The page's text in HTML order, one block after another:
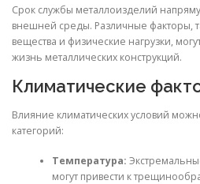
Срок службы металлоизделий
внешней среды. Различные факторы,
вещества и физические нагрузки,
жизнь металлических конструкций.
Климатические
Влияние климатических условий
категорий:
Температура:
могут привести к